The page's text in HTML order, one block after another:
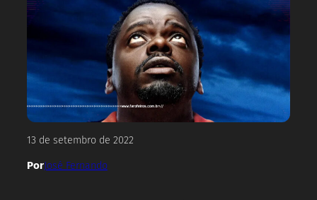
13 de setembro de 2022
PorJosé Fernando